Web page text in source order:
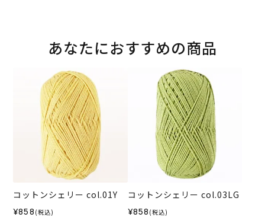
あなたにおすすめの商品
コットンシェリー col.01Y
¥858 (税込)
コットンシェリー col.03LG
¥858 (税込)